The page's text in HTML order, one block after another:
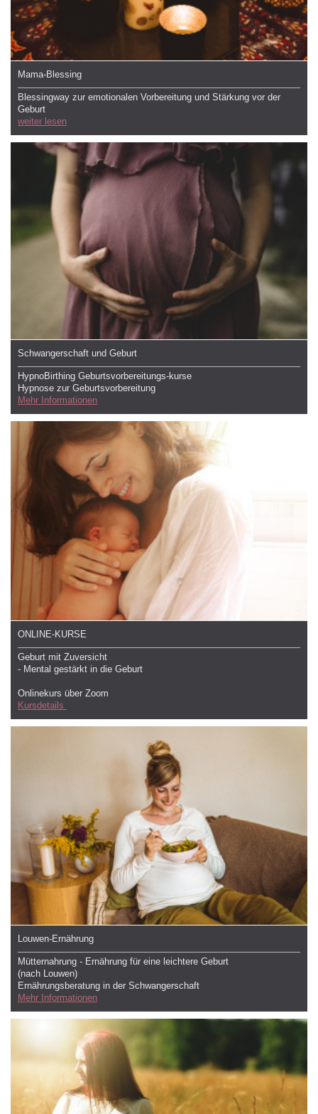
Mama-Blessing
Blessingway zur emotionalen Vorbereitung und Stärkung vor der
Geburt
weiter lesen​
Schwangerschaft und Geburt
HypnoBirthing Geburtsvorbereitungs-kurse
Hypnose zur Geburtsvorbereitung
Mehr Informationen
ONLINE-KURSE
Geburt mit Zuversicht
- Mental gestärkt in die Geburt
Onlinekurs über Zoom
Kursdetails
Louwen-Ernährung
Mütternahrung - Ernährung für eine leichtere Geburt
(nach Louwen)
Ernährungsberatung in der Schwangerschaft
Mehr Informationen